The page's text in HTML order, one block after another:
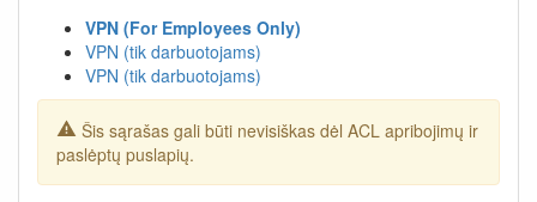
VPN (For Employees Only)
VPN (tik darbuotojams)
VPN (tik darbuotojams)
Šis sąrašas gali būti nevisiškas dėl ACL apribojimų ir
paslėptų puslapių.